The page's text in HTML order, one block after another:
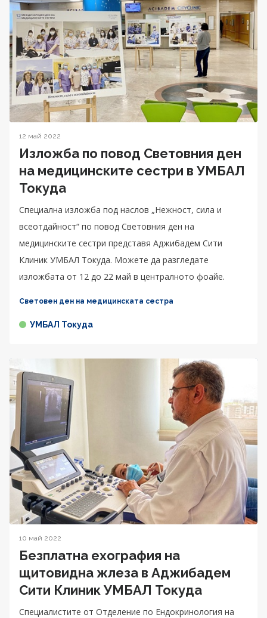
12 май 2022
Изложба по повод Световния ден
на медицинските сестри в УМБАЛ
Токуда
Специална изложба под наслов „Нежност, сила и
всеотдайност“ по повод Световния ден на
медицинските сестри представя Аджибадем Сити
Клиник УМБАЛ Токуда. Можете да разгледате
изложбата от 12 до 22 май в централното фоайе.
Световен ден на медицинската сестра
УМБАЛ Токуда
10 май 2022
Безплатна ехография на
щитовидна жлеза в Аджибадем
Сити Клиник УМБАЛ Токуда
Специалистите от Oтделение по Ендокринология на